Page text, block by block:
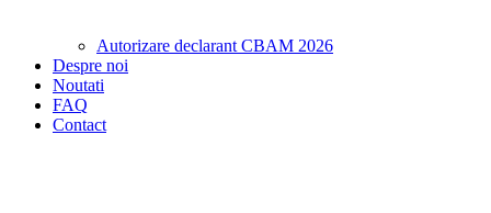
Autorizare declarant CBAM 2026
Despre noi
Noutati
FAQ
Contact